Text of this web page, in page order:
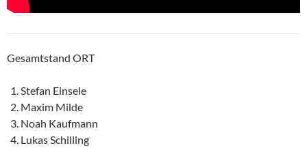
Gesamtstand ORT
Stefan Einsele
Maxim Milde
Noah Kaufmann
Lukas Schilling